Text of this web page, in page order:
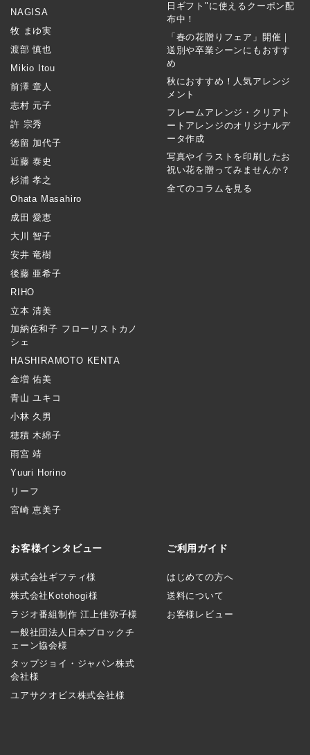
NAGISA
牧 まゆ実
渡部 慎也
Mikio Itou
前澤 章人
志村 元子
許 宗秀
徳留 加代子
近藤 泰史
杉浦 孝之
Ohata Masahiro
成田 愛恵
大川 智子
安井 竜樹
後藤 亜希子
RIHO
立本 清美
加納佐和子 フローリストカノ
シェ
HASHIRAMOTO KENTA
金増 佑美
青山 ユキコ
小林 久男
穂積 木綿子
雨宮 靖
Yuuri Horino
リーフ
宮崎 恵美子
日ギフト"に使えるクーポン配
布中！
「春の花贈りフェア」開催｜
送別や卒業シーンにもおすす
め
秋におすすめ！人気アレンジ
メント
フレームアレンジ・クリアト
ートアレンジのオリジナルデ
ータ作成
写真やイラストを印刷したお
祝い花を贈ってみませんか？
全てのコラムを見る
お客様インタビュー
株式会社ギフティ様
株式会社Kotohogi様
ラジオ番組制作 江上佳弥子様
一般社団法人日本ブロックチ
ェーン協会様
タップジョイ・ジャパン株式
会社様
ユアサクオビス株式会社様
ご利用ガイド
はじめての方へ
送料について
お客様レビュー